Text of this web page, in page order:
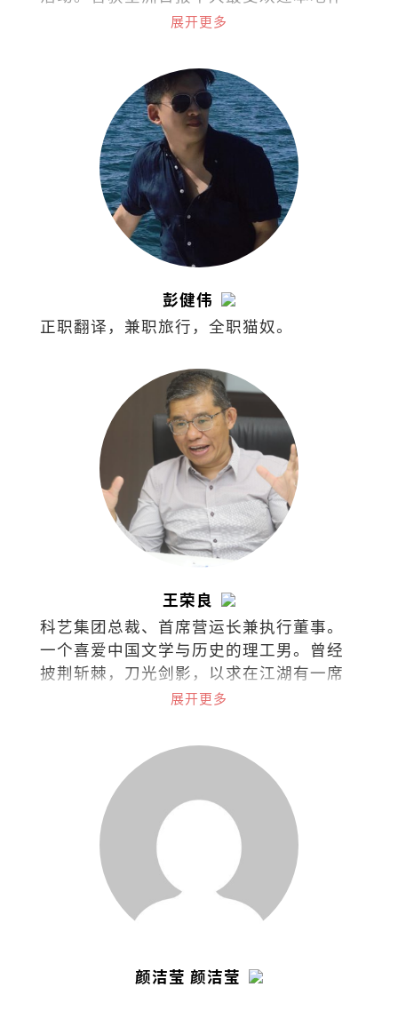
家，文章常见于各报与杂志。著有《单身
人》及《左雍右为》等。
展开更多
彭健伟
正职翻译，兼职旅行，全职猫奴。
王荣良
科艺集团总裁、首席营运长兼执行董事。
一个喜爱中国文学与历史的理工男。曾经
披荆斩棘，刀光剑影，以求在江湖有一席
之地。现在只想铅华尽洗，退隐江湖，浪
展开更多
颜洁莹 颜洁莹